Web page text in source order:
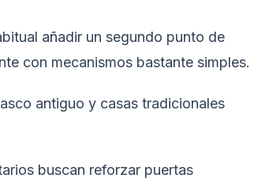
añadir un segundo punto de
con mecanismos bastante simples.
antiguo y casas tradicionales
buscan reforzar puertas